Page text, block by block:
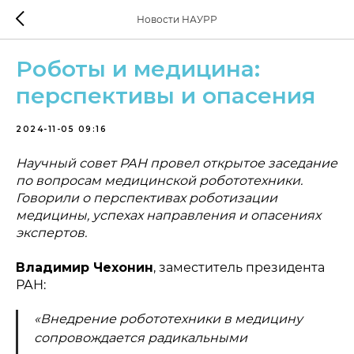
Новости НАУРР
Роботы и медицина:
перспективы и опасения
2024-11-05 09:16
Научный совет РАН провел открытое заседание
по вопросам медицинской робототехники.
Говорили о перспективах роботизации
медицины, успехах направления и опасениях
экспертов.
Владимир Чехонин, заместитель президента
РАН:
«Внедрение робототехники в медицину
сопровождается радикальными